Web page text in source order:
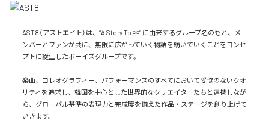
AST8（アストエイト）は、“A Story To ∞” に由来するグループ名のもと、メ
ンバーとファンが共に、無限に広がっていく物語を紡いでいくことをコンセ
プトに誕生したボーイズグループです。
楽曲、コレオグラフィー、パフォーマンスのすべてにおいて妥協のないクオ
リティを追求し、韓国を中心とした世界的なクリエイターたちと連携しなが
ら、グローバル基準の表現力と完成度を備えた作品・ステージを創り上げて
いきます。